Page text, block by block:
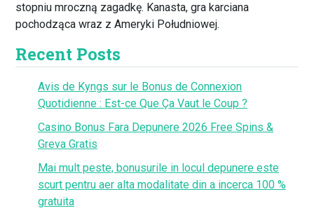
stopniu mroczną zagadkę. Kanasta, gra karciana
pochodząca wraz z Ameryki Południowej.
Recent Posts
Avis de Kyngs sur le Bonus de Connexion
Quotidienne : Est-ce Que Ça Vaut le Coup ?
Casino Bonus Fara Depunere 2026 Free Spins &
Greva Gratis
Mai mult peste, bonusurile in locul depunere este
scurt pentru aer alta modalitate din a incerca 100 %
gratuita